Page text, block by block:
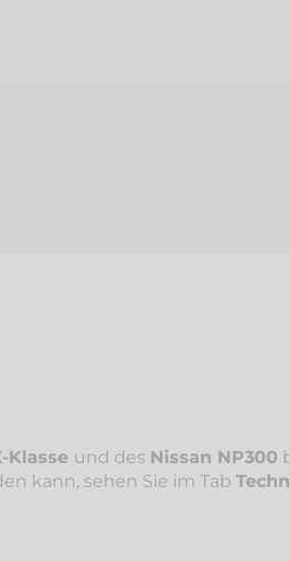
Klasse und des Nissan NP300
kann, sehen Sie im Tab